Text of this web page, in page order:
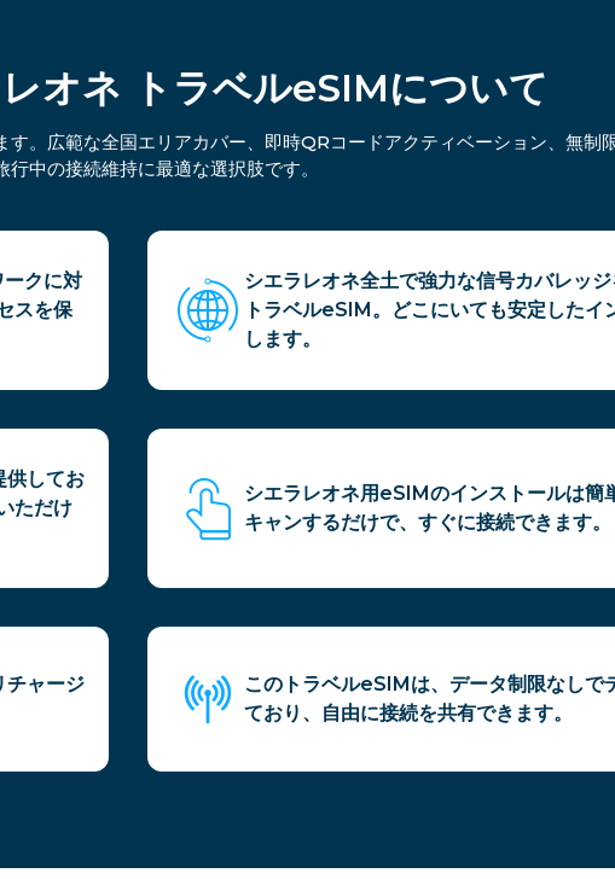
オネ トラベルeSIMについて
。広範な全国エリアカバー、即時QRコードアクティベーション、無制
行中の接続維持に最適な選択肢です。
クに対
スを保
シエラレオネ全土で強力な信号カバレッ
トラベルeSIM。どこにいても安定したイ
します。
供してお
ただけ
シエラレオネ用eSIMのインストールは簡
キャンするだけで、すぐに接続できます。
チャージ
このトラベルeSIMは、データ制限なしで
ており、自由に接続を共有できます。